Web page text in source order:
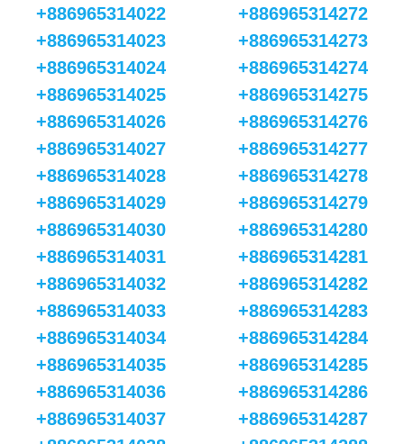
+886965314022
+886965314023
+886965314024
+886965314025
+886965314026
+886965314027
+886965314028
+886965314029
+886965314030
+886965314031
+886965314032
+886965314033
+886965314034
+886965314035
+886965314036
+886965314037
+886965314272
+886965314273
+886965314274
+886965314275
+886965314276
+886965314277
+886965314278
+886965314279
+886965314280
+886965314281
+886965314282
+886965314283
+886965314284
+886965314285
+886965314286
+886965314287